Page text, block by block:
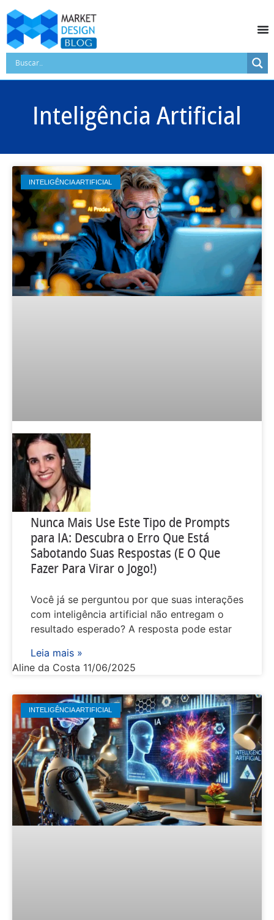
Inteligência Artificial
INTELIGÊNCIA ARTIFICIAL
Nunca Mais Use Este Tipo de Prompts
para IA: Descubra o Erro Que Está
Sabotando Suas Respostas (E O Que
Fazer Para Virar o Jogo!)
Você já se perguntou por que suas interações
com inteligência artificial não entregam o
resultado esperado? A resposta pode estar
Leia mais »
Aline da Costa 11/06/2025
INTELIGÊNCIA ARTIFICIAL